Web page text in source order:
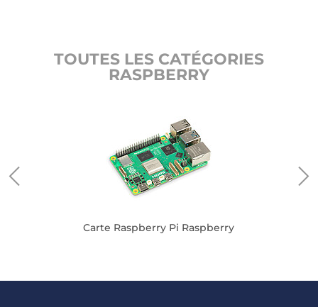
TOUTES LES CATÉGORIES
RASPBERRY
Carte Raspberry Pi Raspberry